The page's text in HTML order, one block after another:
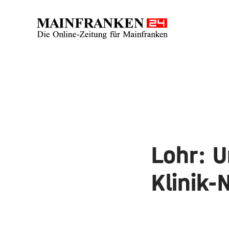
Lohr:
Klinik-